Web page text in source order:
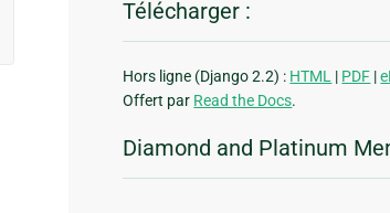
Télécharger :
Hors ligne (Django 2.2) : HTML | PDF |
Offert par Read the Docs.
Diamond and Platinum